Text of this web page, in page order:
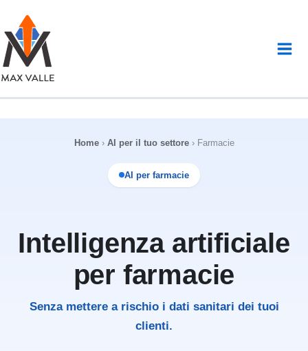
contenuto
Home› AI per il tuo settore› Farmacie
AI per farmacie
Intelligenza artificiale
per farmacie
Senza mettere a rischio i dati sanitari dei tuoi
clienti.